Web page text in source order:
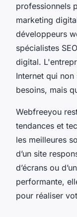
professionnels
marketing
développeurs
spécialistes
digital.
Internet qui
besoins, mais
Webfreeyou
tendances et
les meilleures
d’un site
d’écrans ou
performante,
pour réaliser